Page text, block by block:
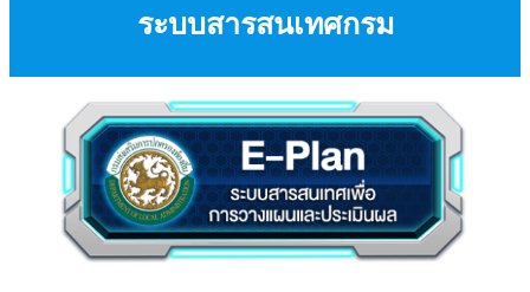
ระบบสารสนเทศกรม